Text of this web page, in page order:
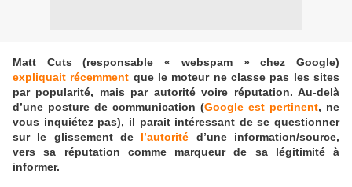
Matt Cuts (responsable « webspam » chez Google)
expliquait récemment que le moteur ne classe pas les sites
par popularité, mais par autorité voire réputation. Au-delà
d’une posture de communication (Google est pertinent, ne
vous inquiétez pas), il parait intéressant de se questionner
sur le glissement de l’autorité d’une information/source,
vers sa réputation comme marqueur de sa légitimité à
informer.